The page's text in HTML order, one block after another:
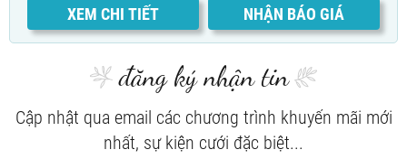
XEM CHI TIẾT
NHẬN BÁO GIÁ
đăng ký nhận tin
Cập nhật qua email các chương trình khuyến mãi mới
nhất, sự kiện cưới đặc biệt...